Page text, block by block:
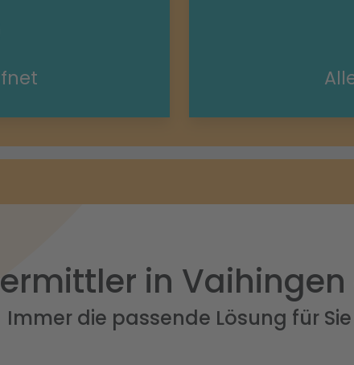
in Vaihingen
Immer die passende Lösung für Sie